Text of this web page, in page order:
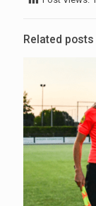
Related posts